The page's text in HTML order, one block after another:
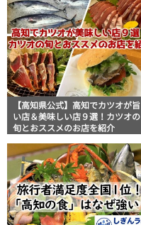
【高知県公式】高知でカツオが旨
い店＆美味しい店９選！カツオの
旬とおススメのお店を紹介